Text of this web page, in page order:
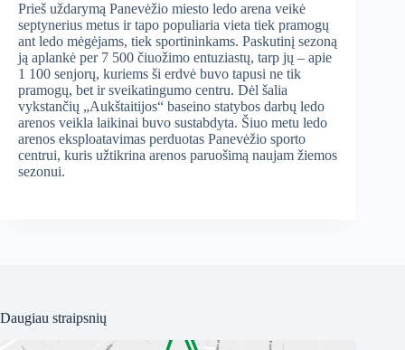
Prieš uždarymą Panevėžio miesto ledo arena veikė
septynerius metus ir tapo populiaria vieta tiek pramogų
ant ledo mėgėjams, tiek sportininkams. Paskutinį sezoną
ją aplankė per 7 500 čiuožimo entuziastų, tarp jų – apie
1 100 senjorų, kuriems ši erdvė buvo tapusi ne tik
pramogų, bet ir sveikatingumo centru. Dėl šalia
vykstančių „Aukštaitijos“ baseino statybos darbų ledo
arenos veikla laikinai buvo sustabdyta. Šiuo metu ledo
arenos eksploatavimas perduotas Panevėžio sporto
centrui, kuris užtikrina arenos paruošimą naujam žiemos
sezonui.
Daugiau straipsnių